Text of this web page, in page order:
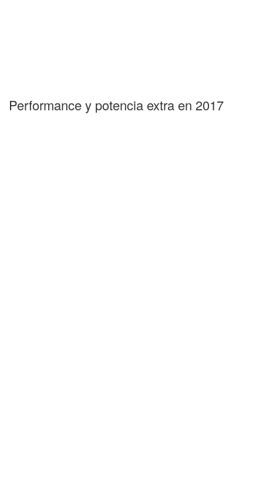
Performance y potencia extra en 2017